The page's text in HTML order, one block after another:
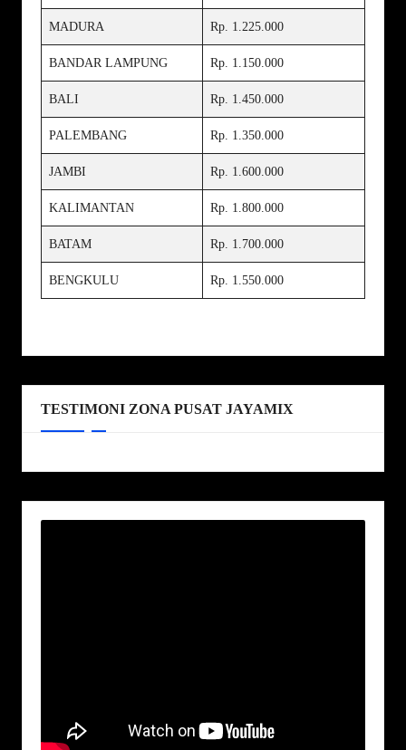
MADURA Rp. 1.225.000
BANDAR LAMPUNG Rp. 1.150.000
BALI Rp. 1.450.000
PALEMBANG Rp. 1.350.000
JAMBI Rp. 1.600.000
KALIMANTAN Rp. 1.800.000
BATAM Rp. 1.700.000
BENGKULU Rp. 1.550.000
TESTIMONI ZONA PUSAT JAYAMIX